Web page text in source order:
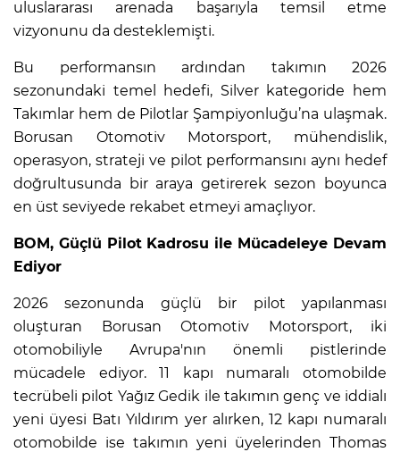
uluslararası arenada başarıyla temsil etme
vizyonunu da desteklemişti.
Bu performansın ardından takımın 2026
sezonundaki temel hedefi, Silver kategoride hem
Takımlar hem de Pilotlar Şampiyonluğu’na ulaşmak.
Borusan Otomotiv Motorsport, mühendislik,
operasyon, strateji ve pilot performansını aynı hedef
doğrultusunda bir araya getirerek sezon boyunca
en üst seviyede rekabet etmeyi amaçlıyor.
BOM, Güçlü Pilot Kadrosu ile Mücadeleye Devam
Ediyor
2026 sezonunda güçlü bir pilot yapılanması
oluşturan Borusan Otomotiv Motorsport, iki
otomobiliyle Avrupa'nın önemli pistlerinde
mücadele ediyor. 11 kapı numaralı otomobilde
tecrübeli pilot Yağız Gedik ile takımın genç ve iddialı
yeni üyesi Batı Yıldırım yer alırken, 12 kapı numaralı
otomobilde ise takımın yeni üyelerinden Thomas